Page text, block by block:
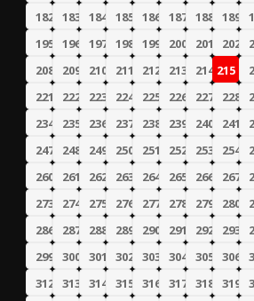
182
183 184 185 186 187 188 189
195
196 197 198 199 200 201 202
208
209 210 211 212 213 214 215
221
222 223 224 225 226 227 228
234
235 236 237 238 239 240 241
247
248 249 250 251 252 253 254
260
261 262 263 264 265 266 267
273
274 275 276 277 278 279 280
286
287 288 289 290 291 292 293
299
300 301 302 303 304 305 306
312
313 314 315 316 317 318 319